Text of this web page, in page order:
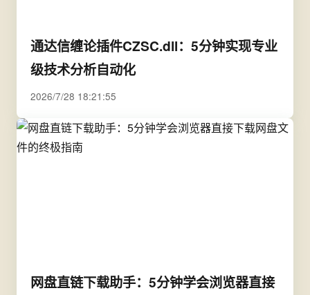
通达信缠论插件CZSC.dll：5分钟实现专业
级技术分析自动化
2026/7/28 18:21:55
网盘直链下载助手：5分钟学会浏览器直接